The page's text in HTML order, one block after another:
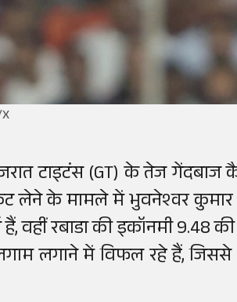
टाइटंस (GT) के तेज गेंदबाज
लेने के मामले में भुवनेश्वर
वहीं रबाडा की इकॉनमी 9.48
लगाने में विफल रहे हैं,